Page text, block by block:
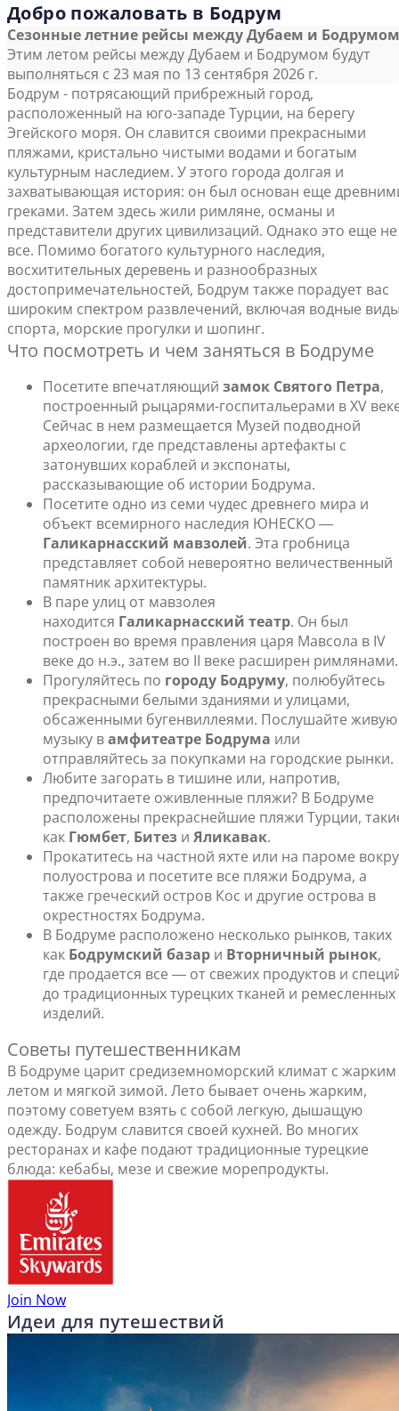
Добро пожаловать в Бодрум
Сезонные летние рейсы между Дубаем и Бодрумом
Этим летом рейсы между Дубаем и Бодрумом будут
выполняться с 23 мая по 13 сентября 2026 г.
Бодрум - потрясающий прибрежный город,
расположенный на юго-западе Турции, на берегу
Эгейского моря. Он славится своими прекрасными
пляжами, кристально чистыми водами и богатым
культурным наследием. У этого города долгая и
захватывающая история: он был основан еще
греками. Затем здесь жили римляне, османы и
представители других цивилизаций. Однако это еще не
все. Помимо богатого культурного наследия,
восхитительных деревень и разнообразных
достопримечательностей, Бодрум также порадует вас
широким спектром развлечений, включая водные
спорта, морские прогулки и шопинг.
Что посмотреть и чем заняться в Бодруме
Посетите впечатляющий замок Святого Петра,
построенный рыцарями-госпитальерами в XV
Сейчас в нем размещается Музей подводной
археологии, где представлены артефакты с
затонувших кораблей и экспонаты,
рассказывающие об истории Бодрума.
Посетите одно из семи чудес древнего мира и
объект всемирного наследия ЮНЕСКО ―
Галикарнасский мавзолей. Эта гробница
представляет собой невероятно величественный
памятник архитектуры.
В паре улиц от мавзолея
находится Галикарнасский театр. Он был
построен во время правления царя Мавсола в IV
веке до н.э., затем во II веке расширен римлянами.
Прогуляйтесь по городу Бодруму, полюбуйтесь
прекрасными белыми зданиями и улицами,
обсаженными бугенвиллеями. Послушайте живую
музыку вамфитеатре Бодрума или
отправляйтесь за покупками на городские рынки.
Любите загорать в тишине или, напротив,
предпочитаете оживленные пляжи? В Бодруме
расположены прекраснейшие пляжи Турции,
как Гюмбет, Битез и Яликавак.
Прокатитесь на частной яхте или на пароме
полуострова и посетите все пляжи Бодрума, а
также греческий остров Кос и другие острова в
окрестностях Бодрума.
В Бодруме расположено несколько рынков, таких
как Бодрумский базар и Вторничный рынок,
где продается все ― от свежих продуктов и
до традиционных турецких тканей и ремесленных
изделий.
Советы путешественникам
В Бодруме царит средиземноморский климат с жарким
летом и мягкой зимой. Лето бывает очень жарким,
поэтому советуем взять с собой легкую, дышащую
одежду. Бодрум славится своей кухней. Во многих
ресторанах и кафе подают традиционные турецкие
блюда: кебабы, мезе и свежие морепродукты.
Join Now
Идеи для путешествий